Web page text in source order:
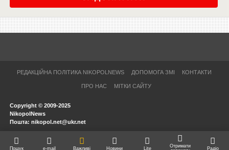
РЕДАКЦІЙНА ПОЛІТИКА NIKOPOLNEWS ДОПОМОГА ЗМІ КОНТАКТИ
ПРО НАС МІТКИ САЙТУ
Copyright © 2009-2025
NikopolNews
Пошта: nikopol.net@ukr.net
Пошук e-mail Важливі Новини Lite
Отримати
Радіо